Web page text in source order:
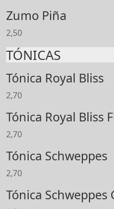
Zumo Piña
2,50
TÓNICAS
Tónica Royal Bliss
2,70
Tónica Royal Bliss
2,70
Tónica Schweppes
2,70
Tónica Schweppes